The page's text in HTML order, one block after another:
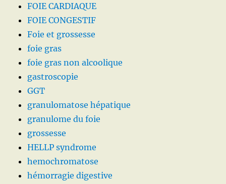
FOIE CARDIAQUE
FOIE CONGESTIF
Foie et grossesse
foie gras
foie gras non alcoolique
gastroscopie
GGT
granulomatose hépatique
granulome du foie
grossesse
HELLP syndrome
hemochromatose
hémorragie digestive